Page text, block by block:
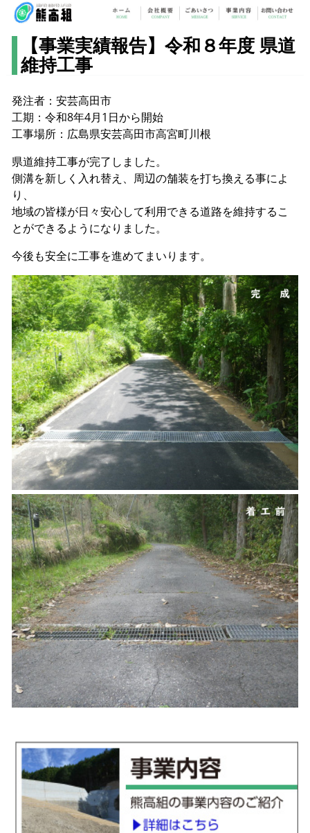
【事業実績報告】令和８年度 県道
維持工事
発注者：安芸高田市
工期：令和8年4月1日から開始
工事場所：広島県安芸高田市高宮町川根
県道維持工事が完了しました。
側溝を新しく入れ替え、周辺の舗装を打ち換える事によ
り、
地域の皆様が日々安心して利用できる道路を維持するこ
とができるようになりました。
今後も安全に工事を進めてまいります。